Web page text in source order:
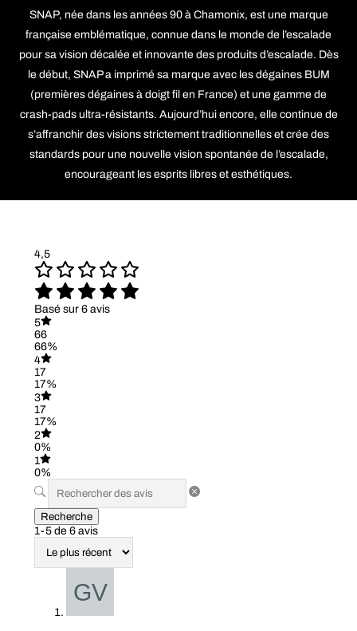
SNAP, née dans les années 90 à Chamonix, est une marque
française emblématique, connue dans le monde de l’escalade
pour sa vision décalée et innovante des produits d’escalade. Dès
le début, SNAP a imprimé sa marque avec les dégaines BUM
(premières dégaines à doigt fil en France) et une gamme de
crash-pads ultra-résistants. Aujourd’hui encore, elle continue de
s’affranchir des visions strictement traditionnelles et crée des
standards pour une nouvelle vision spontanée de l’escalade,
encourageant les esprits libres et esthétiques.
4,5
Basé sur 6 avis
5
66
66%
4
17
17%
3
17
17%
2
0%
1
0%
Recherche
1-5 de 6 avis